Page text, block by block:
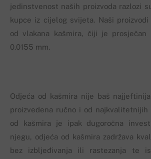
jedinstvenost naših proizvoda razlozi
kupce iz cijelog svijeta. Naši proizvodi
od vlakana kašmira, čiji je prosječan
0.0155 mm.
Odjeća od kašmira nije baš
proizvedena ručno i od najkvalitetnijih
od kašmira je ipak dugoročna
njegu, odjeća od kašmira zadržava
bez izbljeđivanja ili rastezanja te